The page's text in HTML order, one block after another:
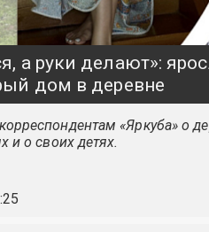
а руки делают»:
дом в деревне
«Яркуба» о
и о своих детях.